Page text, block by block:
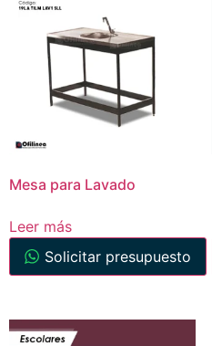
Mesa para Lavado
Leer más
Solicitar presupuesto